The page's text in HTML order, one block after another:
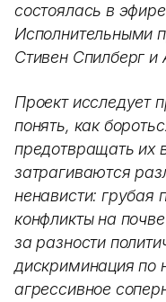
состоялась в
Исполнительными
Стивен Спилберг и
Проект исследует
понять, как
предотвращать
затрагиваются
ненависти: грубая
конфликты на
за разности
дискриминация по
агрессивное